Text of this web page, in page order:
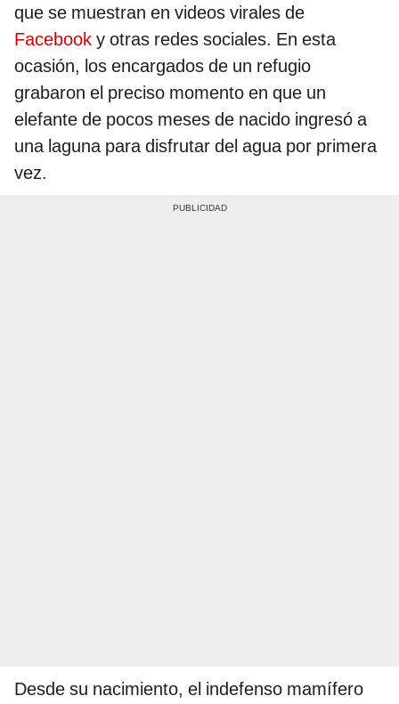
que se muestran en videos virales de
Facebook y otras redes sociales. En esta
ocasión, los encargados de un refugio
grabaron el preciso momento en que un
elefante de pocos meses de nacido ingresó a
una laguna para disfrutar del agua por primera
vez.
Desde su nacimiento, el indefenso mamífero